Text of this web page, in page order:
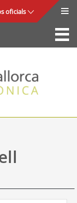
oficials
La Seu
de Mallorca
Accés i seguretat
Utilitats
Ajuda